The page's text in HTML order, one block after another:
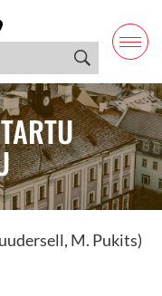
M. Pukits)